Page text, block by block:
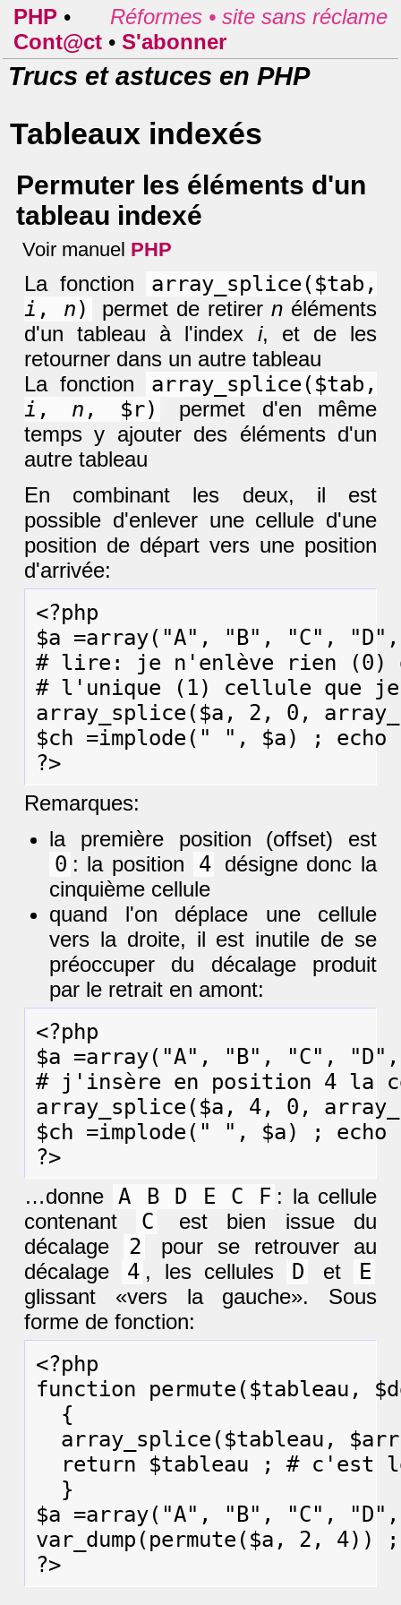
site sans réclame
Réformes •
PHP •
Cont@ct • S'abonner
Trucs et astuces en PHP
Tableaux indexés
Permuter les éléments d'un
tableau indexé
Voir manuel PHP
La fonction
array_splice($tab,
i , n) permet de retirern éléments
d'un tableau à l'index i, et de les
retourner dans un autre tableau
La fonction
array_splice($tab,
i , n , $r)
permet d'en même
temps y ajouter des éléments d'un
autre tableau
En combinant les deux, il est
possible d'enlever une cellule d'une
position de départ vers une position
d'arrivée:
<?php
$a =array("A", "B", "C",
# lire: je n'enlève rien (0)
# l'unique (1) cellule que je
array_splice($a, 2, 0,
$ch =implode(" ", $a) ; echo
Remarques:
la première position (offset) est
0 : la position 4
désigne donc la
cinquième cellule
quand l'on déplace une cellule
vers la droite, il est inutile de se
préoccuper du décalage produit
par le retrait en amont:
<?php
$a =array("A", "B", "C",
# j'insère en position 4 la
array_splice($a, 4, 0,
$ch =implode(" ", $a) ; echo
…donne A B D E C F : la cellule
contenant
C
est bien issue du
décalage
2
pour se retrouver au
décalage
4 , les cellules D et E
glissant «vers la gauche». Sous
forme de fonction:
<?php
function permute($tableau,
  {
array_splice($tableau,
return $tableau ; # c'est
  }
$a =array("A", "B", "C",
var_dump(permute($a, 2, 4)) ;